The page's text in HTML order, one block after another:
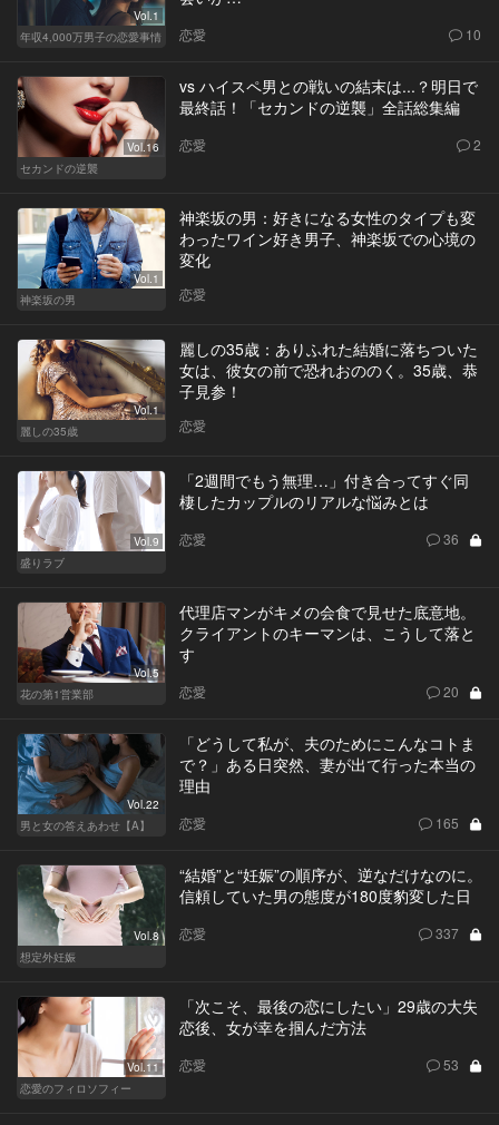
Vol.1
年収4,000万男子の恋愛事情
恋愛 10
Vol.16
セカンドの逆襲
vs ハイスペ男との戦いの結末は...？明日で
最終話！「セカンドの逆襲」全話総集編
恋愛 2
Vol.1
神楽坂の男
神楽坂の男：好きになる女性のタイプも変
わったワイン好き男子、神楽坂での心境の
変化
恋愛
Vol.1
麗しの35歳
麗しの35歳：ありふれた結婚に落ちついた
女は、彼女の前で恐れおののく。35歳、恭
子見参！
恋愛
Vol.9
盛りラブ
「2週間でもう無理…」付き合ってすぐ同
棲したカップルのリアルな悩みとは
恋愛 36
Vol.5
花の第1営業部
代理店マンがキメの会食で見せた底意地。
クライアントのキーマンは、こうして落と
す
恋愛 20
Vol.22
男と女の答えあわせ【A】
「どうして私が、夫のためにこんなコトま
で？」ある日突然、妻が出て行った本当の
理由
恋愛 165
Vol.8
想定外妊娠
“結婚”と“妊娠”の順序が、逆なだけなのに。
信頼していた男の態度が180度豹変した日
恋愛 337
Vol.11
恋愛のフィロソフィー
「次こそ、最後の恋にしたい」29歳の大失
恋後、女が幸を掴んだ方法
恋愛 53